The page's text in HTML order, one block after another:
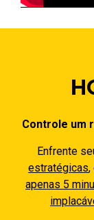
Controle um
Enfrente
estratégicas,
apenas 5